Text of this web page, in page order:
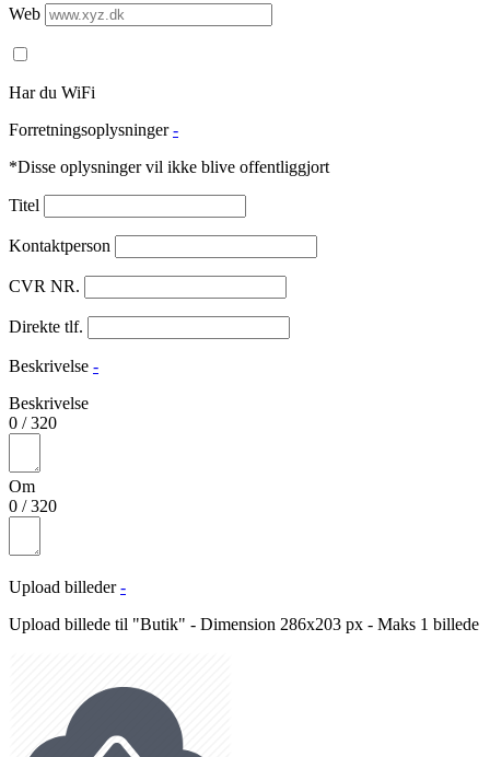
Web
Har du WiFi
Forretningsoplysninger -
*Disse oplysninger vil ikke blive offentliggjort
Titel
Kontaktperson
CVR NR.
Direkte tlf.
Beskrivelse -
Beskrivelse
0 /320
Om
0 /320
Upload billeder -
Upload billede til "Butik" - Dimension 286x203 px - Maks 1 billede